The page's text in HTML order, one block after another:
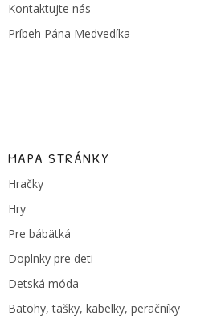
Kontaktujte nás
Príbeh Pána Medvedíka
MAPA STRÁNKY
Hračky
Hry
Pre bábätká
Doplnky pre deti
Detská móda
Batohy, tašky, kabelky, peračníky